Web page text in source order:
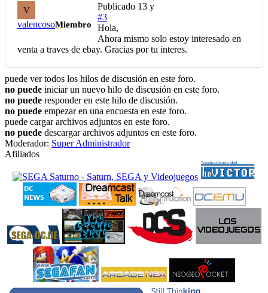
V
valencosoMiembro
Publicado 13 y
#3
Hola,
Ahora mismo solo estoy interesado en
venta a traves de ebay. Gracias por tu interes.
puede ver todos los hilos de discusión en este foro.
no puede iniciar un nuevo hilo de discusión en este foro.
no puede responder en este hilo de discusión.
no puede empezar en una encuesta en este foro.
puede cargar archivos adjuntos en este foro.
no puede descargar archivos adjuntos en este foro.
Moderador: Super Administrador
Afiliados